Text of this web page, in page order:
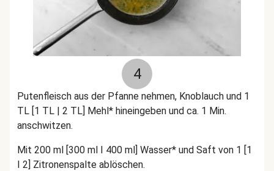
4
Putenfleisch aus der Pfanne nehmen, Knoblauch und 1
TL [1 TL | 2 TL] Mehl* hineingeben und ca. 1 Min.
anschwitzen.
Mit 200 ml [300 ml I 400 ml] Wasser* und Saft von 1 [1
I 2] Zitronenspalte ablöschen.